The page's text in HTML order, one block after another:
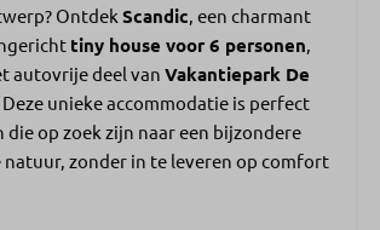
Ontdek Scandic, een charmant
tiny house voor 6 personen,
autovrije deel van Vakantiepark De
Deze unieke accommodatie is perfect
die op zoek zijn naar een bijzondere
natuur, zonder in te leveren op comfort